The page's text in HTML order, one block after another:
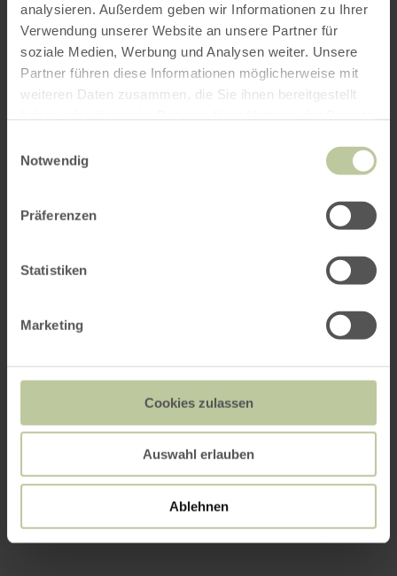
analysieren. Außerdem geben wir Informationen zu Ihrer
Verwendung unserer Website an unsere Partner für
soziale Medien, Werbung und Analysen weiter. Unsere
Partner führen diese Informationen möglicherweise mit
weiteren Daten zusammen, die Sie ihnen bereitgestellt
Notwendig
Präferenzen
Statistiken
Marketing
Cookies zulassen
Auswahl erlauben
Ablehnen